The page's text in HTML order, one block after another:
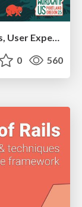
Building Experiences: Design Systems, User Experience, and Full Site Editing
0 560